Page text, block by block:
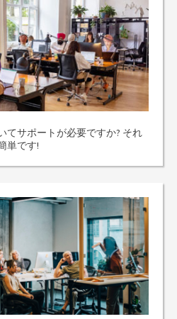
てサポートが必要ですか? それ
単です!